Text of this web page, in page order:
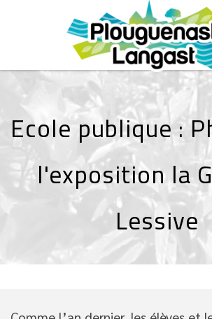
Ecole publique :
l'exposition la
Lessive